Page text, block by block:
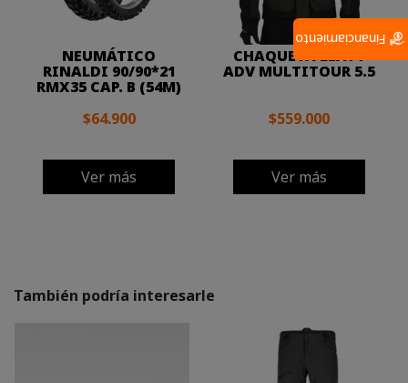
NEUMÁTICO
RINALDI 90/90*21
RMX35 CAP. B (54M)
$64.900
Ver más
CHAQUETA LEATT
ADV MULTITOUR 5.5
$559.000
Ver más
También podría interesarle
Financiamiento